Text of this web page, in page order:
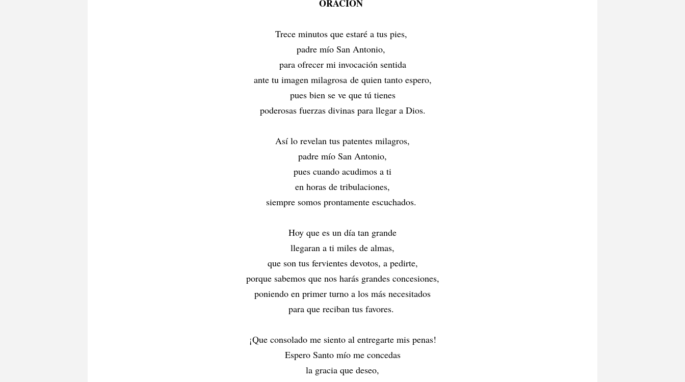
ORACIÓN
Trece minutos que estaré a tus pies,
padre mío San Antonio,
para ofrecer mi invocación sentida
ante tu imagen milagrosa de quien tanto espero,
pues bien se ve que tú tienes
poderosas fuerzas divinas para llegar a Dios.
Así lo revelan tus patentes milagros,
padre mío San Antonio,
pues cuando acudimos a ti
en horas de tribulaciones,
siempre somos prontamente escuchados.
Hoy que es un día tan grande
llegaran a ti miles de almas,
que son tus fervientes devotos, a pedirte,
porque sabemos que nos harás grandes concesiones,
poniendo en primer turno a los más necesitados
para que reciban tus favores.
¡Que consolado me siento al entregarte mis penas!
Espero Santo mío me concedas
la gracia que deseo,